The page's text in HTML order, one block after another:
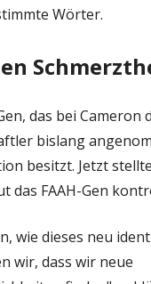
Wörter.
das bei Cameron
bislang
besitzt. Jetzt
das FAAH-Gen
wie dieses neu
wir, dass wir neue